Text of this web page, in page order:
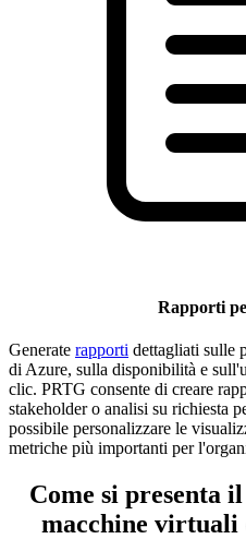
Rapporti
Generate rapporti dettagliati sulle
di Azure, sulla disponibilità e
clic. PRTG consente di creare
stakeholder o analisi su richiesta
possibile personalizzare le
metriche più importanti per
Come si presenta
macchine virtuali